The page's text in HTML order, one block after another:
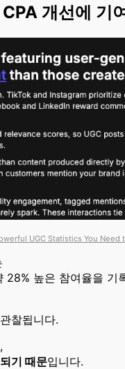
개선에 기
UGC Statistics You
28% 높은 참여율을 기
찰됩니다.
기 때문입니다.